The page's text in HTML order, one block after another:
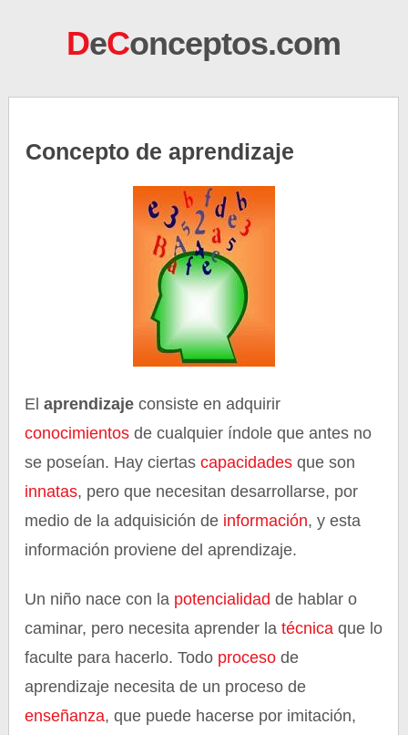
DeConceptos.com
Concepto de aprendizaje
Elaprendizaje consiste en adquirir
conocimientos de cualquier índole que antes no
se poseían. Hay ciertascapacidades que son
innatas, pero que necesitan desarrollarse, por
medio de la adquisición de información, y esta
información proviene del aprendizaje.
Un niño nace con la potencialidad de hablar o
caminar, pero necesita aprender latécnica que lo
faculte para hacerlo. Todo proceso de
aprendizaje necesita de un proceso de
enseñanza, que puede hacerse por imitación,